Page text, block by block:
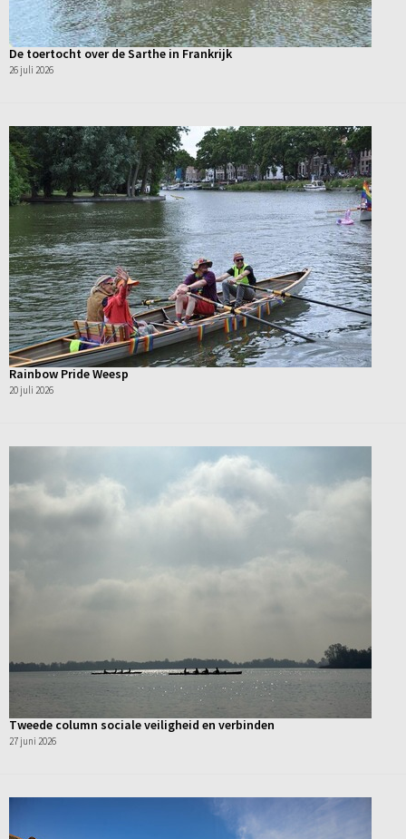
De toertocht over de Sarthe in Frankrijk
26 juli 2026
Rainbow Pride Weesp
20 juli 2026
Tweede column sociale veiligheid en verbinden
27 juni 2026